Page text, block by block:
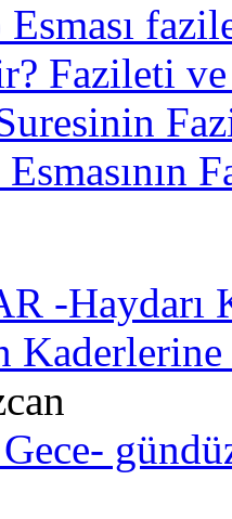
Fazileti
-Haydarı